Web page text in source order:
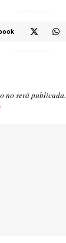
no será publicada.